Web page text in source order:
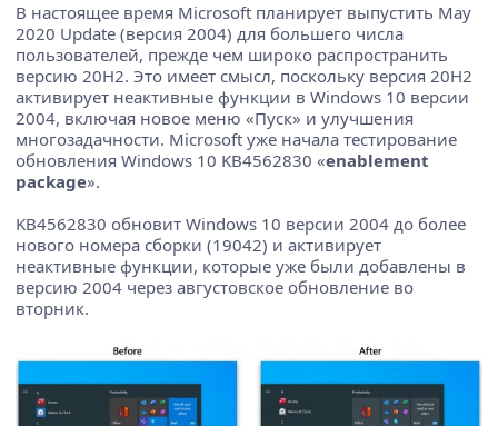
В настоящее время Microsoft планирует выпустить May
2020 Update (версия 2004) для большего числа
пользователей, прежде чем широко распространить
версию 20H2. Это имеет смысл, поскольку версия 20H2
активирует неактивные функции в Windows 10 версии
2004, включая новое меню «Пуск» и улучшения
многозадачности. Microsoft уже начала тестирование
обновления Windows 10 KB4562830 «enablement
package».
KB4562830 обновит Windows 10 версии 2004 до более
нового номера сборки (19042) и активирует
неактивные функции, которые уже были добавлены в
версию 2004 через августовское обновление во
вторник.